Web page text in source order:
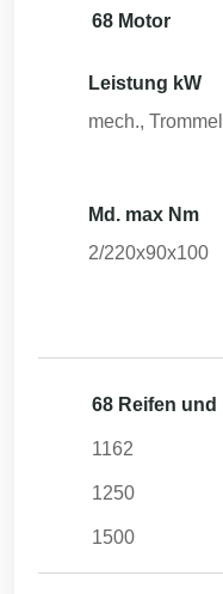
68 Motor
Leistung kW
mech.,
Md. max Nm
2/220x90x100
68 Reifen und
1162
1250
1500